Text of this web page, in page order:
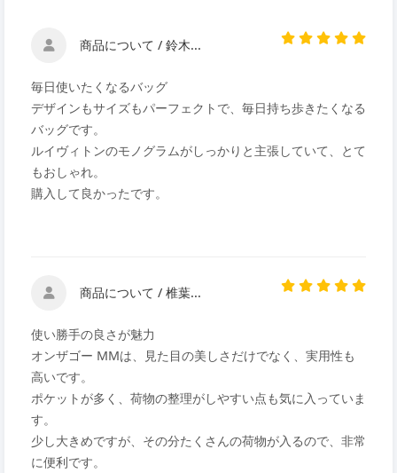
商品について / 鈴木...
毎日使いたくなるバッグ
デザインもサイズもパーフェクトで、毎日持ち歩きたくなる
バッグです。
ルイヴィトンのモノグラムがしっかりと主張していて、とて
もおしゃれ。
購入して良かったです。
商品について / 椎葉...
使い勝手の良さが魅力
オンザゴー MMは、見た目の美しさだけでなく、実用性も
高いです。
ポケットが多く、荷物の整理がしやすい点も気に入っていま
す。
少し大きめですが、その分たくさんの荷物が入るので、非常
に便利です。